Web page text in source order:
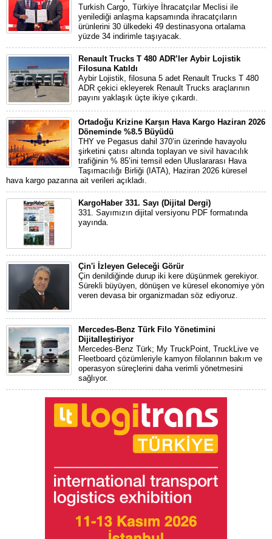
Turkish Cargo, Türkiye İhracatçılar Meclisi ile
yenilediği anlaşma kapsamında ihracatçıların
ürünlerini 30 ülkedeki 49 destinasyona ortalama
yüzde 34 indirimle taşıyacak.
Renault Trucks T 480 ADR’ler Aybir Lojistik
Filosuna Katıldı
Aybir Lojistik, filosuna 5 adet Renault Trucks T 480
ADR çekici ekleyerek Renault Trucks araçlarının
payını yaklaşık üçte ikiye çıkardı.
Ortadoğu Krizine Karşın Hava Kargo Haziran 2026
Döneminde %8.5 Büyüdü
THY ve Pegasus dahil 370’in üzerinde havayolu
şirketini çatısı altında toplayan ve sivil havacılık
trafiğinin % 85’ini temsil eden Uluslararası Hava
Taşımacılığı Birliği (IATA), Haziran 2026 küresel
hava kargo pazarına ait verileri açıkladı.
KargoHaber 331. Sayı (Dijital Dergi)
331. Sayımızın dijital versiyonu PDF formatında
yayında.
Çin'i İzleyen Geleceği Görür
Çin denildiğinde durup iki kere düşünmek gerekiyor.
Sürekli büyüyen, dönüşen ve küresel ekonomiye yön
veren devasa bir organizmadan söz ediyoruz.
Mercedes-Benz Türk Filo Yönetimini
Dijitalleştiriyor
Mercedes-Benz Türk; My TruckPoint, TruckLive ve
Fleetboard çözümleriyle kamyon filolarının bakım ve
operasyon süreçlerini daha verimli yönetmesini
sağlıyor.